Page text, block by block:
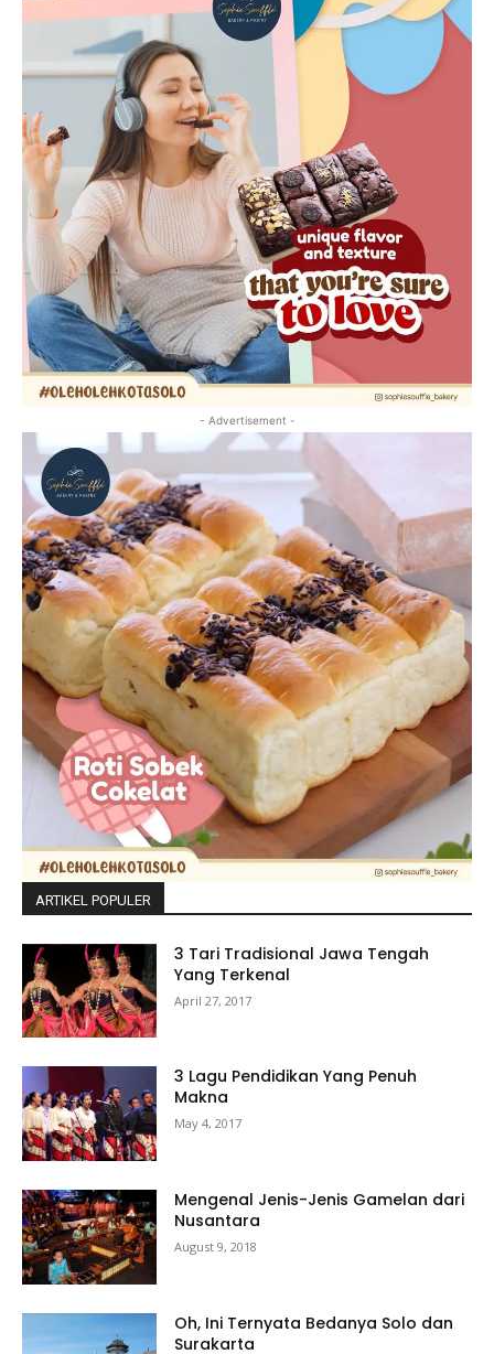
- Advertisement -
ARTIKEL POPULER
3 Tari Tradisional Jawa Tengah
Yang Terkenal
April 27, 2017
3 Lagu Pendidikan Yang Penuh
Makna
May 4, 2017
Mengenal Jenis-Jenis Gamelan dari
Nusantara
August 9, 2018
Oh, Ini Ternyata Bedanya Solo dan
Surakarta